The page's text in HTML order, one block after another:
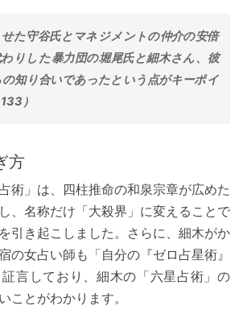
た守谷氏とマネジメントの仲介の安倍
りした暴力団の堀尾氏と細木さん、彼
の知り合いであったという点がキーポイ
）
方
術」は、四柱推命の和泉宗章が広めた
、名称だけ「大殺界」に変えることで
引き起こしました。さらに、細木がか
の女占い師も「自分の『ゼロ占星術』
言しており、細木の「六星占術」の
ことがわかります。